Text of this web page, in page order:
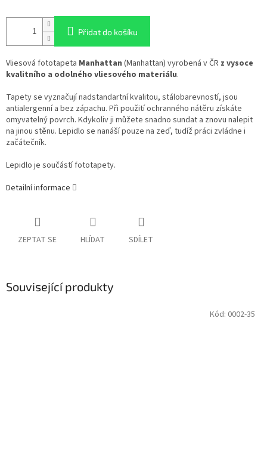
Přidat do košíku
Vliesová fototapeta Manhattan (Manhattan) vyrobená v ČR z vysoce
kvalitního a odolného vliesového materiálu.
Tapety se vyznačují nadstandartní kvalitou, stálobarevností, jsou
antialergenní a bez zápachu. Při použití ochranného nátěru získáte
omyvatelný povrch. Kdykoliv ji můžete snadno sundat a znovu nalepit
na jinou stěnu. Lepidlo se nanáší pouze na zeď, tudíž práci zvládne i
začátečník.
Lepidlo je součástí fototapety.
Detailní informace
ZEPTAT SE HLÍDAT SDÍLET
Související produkty
Kód: 0002-35